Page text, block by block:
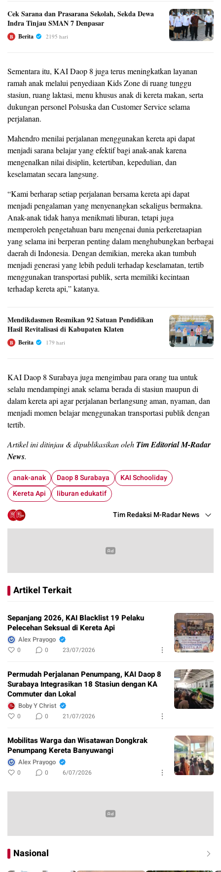
Cek Sarana dan Prasarana Sekolah, Sekda Dewa
Indra Tinjau SMAN 7 Denpasar
B Berita 2195 hari
Sementara itu, KAI Daop 8 juga terus meningkatkan layanan
ramah anak melalui penyediaan Kids Zone di ruang tunggu
stasiun, ruang laktasi, menu khusus anak di kereta makan, serta
dukungan personel Polsuska dan Customer Service selama
perjalanan.
Mahendro menilai perjalanan menggunakan kereta api dapat
menjadi sarana belajar yang efektif bagi anak-anak karena
mengenalkan nilai disiplin, ketertiban, kepedulian, dan
keselamatan secara langsung.
“Kami berharap setiap perjalanan bersama kereta api dapat
menjadi pengalaman yang menyenangkan sekaligus bermakna.
Anak-anak tidak hanya menikmati liburan, tetapi juga
memperoleh pengetahuan baru mengenai dunia perkeretaapian
yang selama ini berperan penting dalam menghubungkan berbagai
daerah di Indonesia. Dengan demikian, mereka akan tumbuh
menjadi generasi yang lebih peduli terhadap keselamatan, tertib
menggunakan transportasi publik, serta memiliki kecintaan
terhadap kereta api,” katanya.
Mendikdasmen Resmikan 92 Satuan Pendidikan
Hasil Revitalisasi di Kabupaten Klaten
B Berita 179 hari
KAI Daop 8 Surabaya juga mengimbau para orang tua untuk
selalu mendampingi anak selama berada di stasiun maupun di
dalam kereta api agar perjalanan berlangsung aman, nyaman, dan
menjadi momen belajar menggunakan transportasi publik dengan
tertib.
Artikel ini ditinjau & dipublikasikan oleh Tim Editorial M-Radar
News.
anak-anak Daop 8 Surabaya
KAI Schooliday
Kereta Api
liburan edukatif
Tim Redaksi M-Radar News
Artikel Terkait
Sepanjang 2026, KAI Blacklist 19 Pelaku
Pelecehan Seksual di Kereta Api
Alex Prayogo
0 0 23/07/2026
Permudah Perjalanan Penumpang, KAI Daop 8
Surabaya Integrasikan 18 Stasiun dengan KA
Commuter dan Lokal
Boby Y Christ
0 0 21/07/2026
Mobilitas Warga dan Wisatawan Dongkrak
Penumpang Kereta Banyuwangi
Alex Prayogo
0 0 6/07/2026
Nasional